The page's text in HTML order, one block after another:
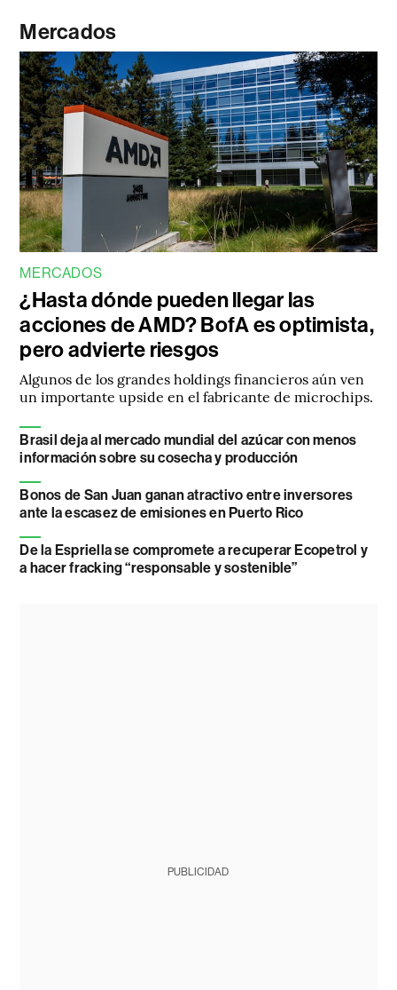
Mercados
MERCADOS
¿Hasta dónde pueden llegar las
acciones de AMD? BofA es optimista,
pero advierte riesgos
Algunos de los grandes holdings financieros aún ven
un importante upside en el fabricante de microchips.
Brasil deja al mercado mundial del azúcar con menos
información sobre su cosecha y producción
Bonos de San Juan ganan atractivo entre inversores
ante la escasez de emisiones en Puerto Rico
De la Espriella se compromete a recuperar Ecopetrol y
a hacer fracking “responsable y sostenible”
PUBLICIDAD